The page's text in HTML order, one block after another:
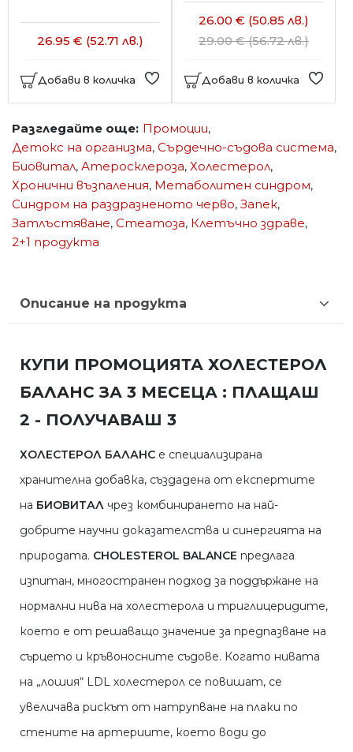
26.95 € (52.71 лв.)
Добави в количка
26.00 € (50.85 лв.)
29.00 € (56.72 лв.)
Добави в количка
Разгледайте още: Промоции,
Детокс на организма, Сърдечно-съдова система,
Биовитал, Атеросклероза, Холестерол,
Хронични възпаления, Метаболитен синдром,
Синдром на раздразненото черво, Запек,
Затлъстяване, Стеатоза, Клетъчно здраве,
2+1 продукта
Описание на продукта
КУПИ ПРОМОЦИЯТА ХОЛЕСТЕРОЛ
БАЛАНС ЗА 3 МЕСЕЦА : ПЛАЩАШ
2 - ПОЛУЧАВАШ 3
ХОЛЕСТЕРОЛ БАЛАНС е специализирана
хранителна добавка, създадена от експертите
на БИОВИТАЛ чрез комбинирането на най-
добрите научни доказателства и синергията на
природата. CHOLESTEROL BALANCE предлага
изпитан, многостранен подход за поддържане на
нормални нива на холестерола и триглицеридите,
което е от решаващо значение за предпазване на
сърцето и кръвоносните съдове. Когато нивата
на „лошия“ LDL холестерол се повишат, се
увеличава рискът от натрупване на плаки по
стените на артериите, което води до